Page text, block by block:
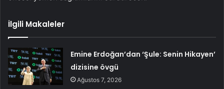
İlgili Makaleler
Emine Erdoğan’dan ‘Şule: Senin Hikayen’
dizisine övgü
Ağustos 7, 2026